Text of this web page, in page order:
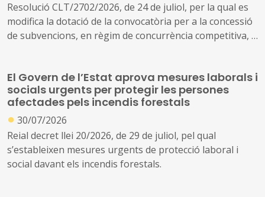
Resolució CLT/2702/2026, de 24 de juliol, per la qual es
modifica la dotació de la convocatòria per a la concessió
de subvencions, en règim de concurrència competitiva, a
El Govern de l’Estat aprova mesures laborals i
socials urgents per protegir les persones
afectades pels incendis forestals
● 30/07/2026
Reial decret llei 20/2026, de 29 de juliol, pel qual
s’estableixen mesures urgents de protecció laboral i
social davant els incendis forestals.